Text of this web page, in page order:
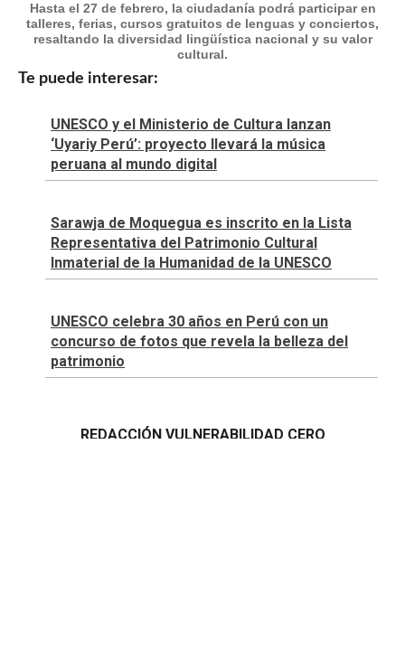
Hasta el 27 de febrero, la ciudadanía podrá participar en
talleres, ferias, cursos gratuitos de lenguas y conciertos,
resaltando la diversidad lingüística nacional y su valor
cultural.
Te puede interesar:
UNESCO y el Ministerio de Cultura lanzan
‘Uyariy Perú’: proyecto llevará la música
peruana al mundo digital
Sarawja de Moquegua es inscrito en la Lista
Representativa del Patrimonio Cultural
Inmaterial de la Humanidad de la UNESCO
UNESCO celebra 30 años en Perú con un
concurso de fotos que revela la belleza del
patrimonio
REDACCIÓN VULNERABILIDAD CERO